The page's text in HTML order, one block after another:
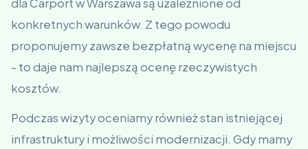
dla Carport w Warszawa są uzależnione od
konkretnych warunków. Z tego powodu
proponujemy zawsze bezpłatną wycenę na miejscu
- to daje nam najlepszą ocenę rzeczywistych
kosztów.
Podczas wizyty oceniamy również stan istniejącej
infrastruktury i możliwości modernizacji. Gdy mamy